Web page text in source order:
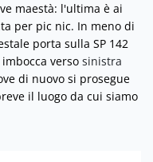
maestà: l'ultima è ai
per pic nic. In meno di
porta sulla SP 142
imbocca verso sinistra
di nuovo si prosegue
il luogo da cui siamo